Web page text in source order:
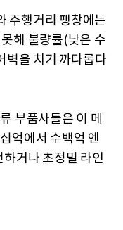
주행거리 팽창에는
해 불량률(낮은 수
벽을 치기 까다롭다
부품사들은 이 메
억에서 수백억 엔
거나 초정밀 라인